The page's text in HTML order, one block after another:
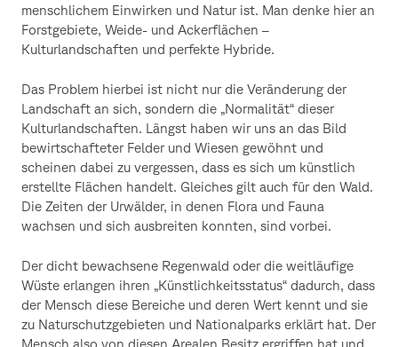
menschlichem Einwirken und Natur ist. Man denke hier an
Forstgebiete, Weide- und Ackerflächen –
Kulturlandschaften und perfekte Hybride.
Das Problem hierbei ist nicht nur die Veränderung der
Landschaft an sich, sondern die „Normalität“ dieser
Kulturlandschaften. Längst haben wir uns an das Bild
bewirtschafteter Felder und Wiesen gewöhnt und
scheinen dabei zu vergessen, dass es sich um künstlich
erstellte Flächen handelt. Gleiches gilt auch für den Wald.
Die Zeiten der Urwälder, in denen Flora und Fauna
wachsen und sich ausbreiten konnten, sind vorbei.
Der dicht bewachsene Regenwald oder die weitläufige
Wüste erlangen ihren „Künstlichkeitsstatus“ dadurch, dass
der Mensch diese Bereiche und deren Wert kennt und sie
zu Naturschutzgebieten und Nationalparks erklärt hat. Der
Mensch also von diesen Arealen Besitz ergriffen hat und